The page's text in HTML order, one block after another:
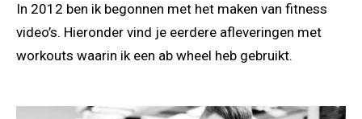
In 2012 ben ik begonnen met het maken van fitness
video’s. Hieronder vind je eerdere afleveringen met
workouts waarin ik een ab wheel heb gebruikt.